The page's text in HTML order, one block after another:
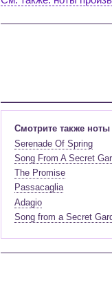
Смотрите также
Serenade Of Spring
Song From A Secret
The Promise
Passacaglia
Adagio
Song from a Secret